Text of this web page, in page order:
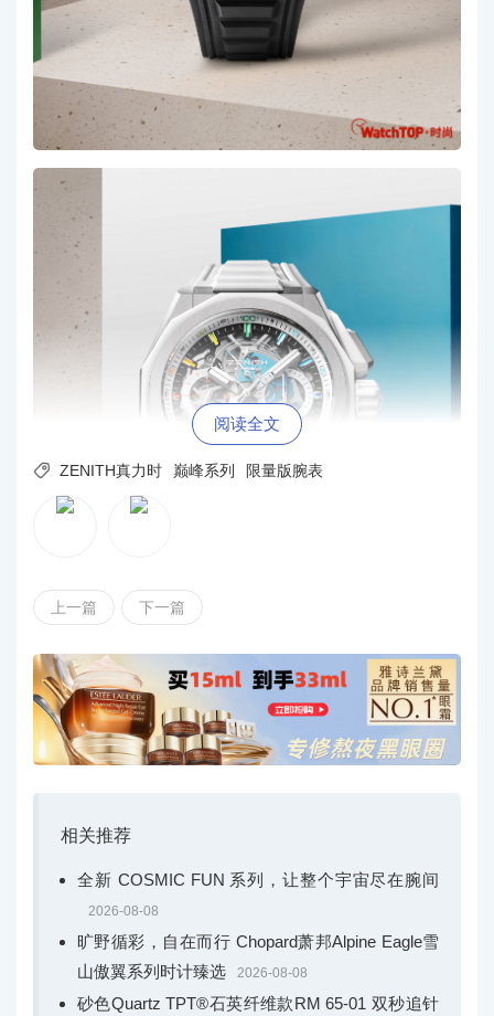
ZENITH真力时以高振频呈现机械彩虹，推出DEFY巅峰系列EXTREME C
HROMA限量版腕表
阅读全文
 ZENITH真力时 巅峰系列 限量版腕表
上一篇 下一篇
相关推荐
全新 COSMIC FUN 系列，让整个宇宙尽在腕间
2026-08-08
旷野循彩，自在而行 Chopard萧邦Alpine Eagle雪
山傲翼系列时计臻选
2026-08-08
砂色Quartz TPT®石英纤维款RM 65-01 双秒追针